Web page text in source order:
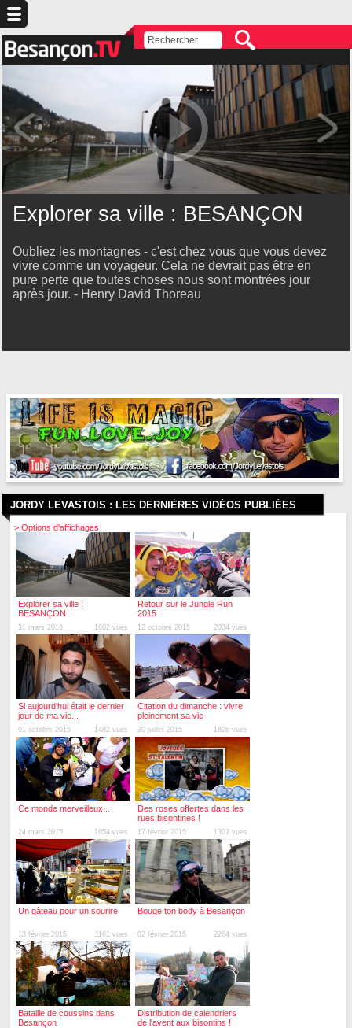
Explorer sa ville : BESANÇON
Oubliez les montagnes - c'est chez vous que vous devez
vivre comme un voyageur. Cela ne devrait pas être en
pure perte que toutes choses nous sont montrées jour
après jour. - Henry David Thoreau
JORDY LEVASTOIS : LES DERNIÈRES VIDÉOS PUBLIÉES
> Options d'affichages
Explorer sa ville :
BESANÇON
31 mars 2016 1802 vues
Retour sur le Jungle Run
2015
12 octobre 2015 2034 vues
Si aujourd'hui était le dernier
jour de ma vie...
01 octobre 2015 1482 vues
Citation du dimanche : vivre
pleinement sa vie
30 juillet 2015 1826 vues
Ce monde merveilleux...
24 mars 2015 1654 vues
Des roses offertes dans les
rues bisontines !
17 février 2015 1307 vues
Un gâteau pour un sourire
13 février 2015 1161 vues
Bouge ton body à Besançon
02 février 2015 2264 vues
Bataille de coussins dans
Besançon
Distribution de calendriers
de l'avent aux bisontins !